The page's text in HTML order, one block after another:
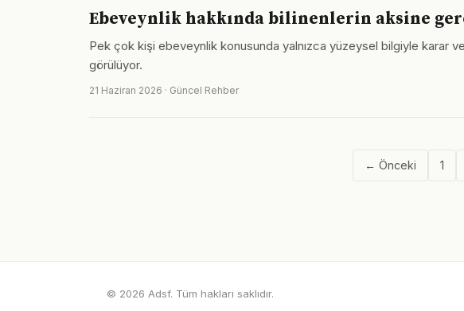
Ebeveynlik hakkında bilinenlerin aksine
Pek çok kişi ebeveynlik konusunda yalnızca yüzeysel bilgiyle karar
görülüyor.
21 Haziran 2026 · Güncel Rehber
← Önceki 1
© 2026 Adsf. Tüm hakları saklıdır.